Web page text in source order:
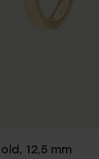
12,5 mm